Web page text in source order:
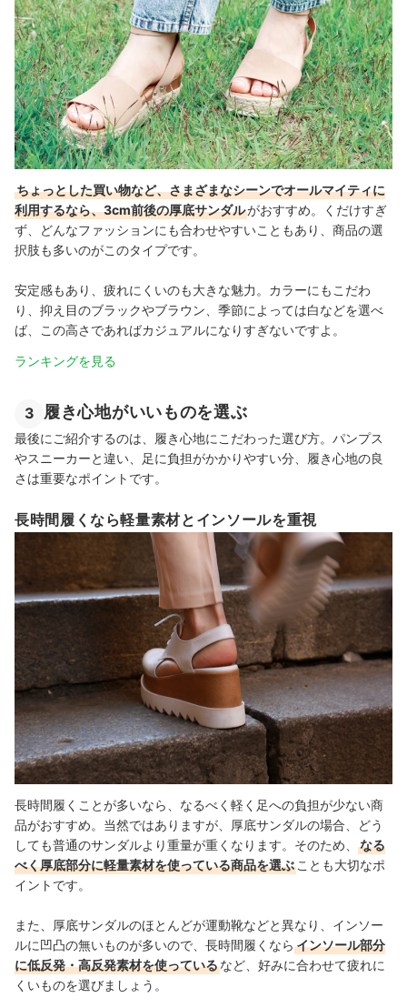
ちょっとした買い物など、さまざまなシーンでオールマイティに
利用するなら、3cm前後の厚底サンダルがおすすめ。くだけすぎ
ず、どんなファッションにも合わせやすいこともあり、商品の選
択肢も多いのがこのタイプです。
安定感もあり、疲れにくいのも大きな魅力。カラーにもこだわ
り、抑え目のブラックやブラウン、季節によっては白などを選べ
ば、この高さであればカジュアルになりすぎないですよ。
ランキングを見る
3 履き心地がいいものを選ぶ
最後にご紹介するのは、履き心地にこだわった選び方。パンプス
やスニーカーと違い、足に負担がかかりやすい分、履き心地の良
さは重要なポイントです。
長時間履くなら軽量素材とインソールを重視
長時間履くことが多いなら、なるべく軽く足への負担が少ない商
品がおすすめ。当然ではありますが、厚底サンダルの場合、どう
しても普通のサンダルより重量が重くなります。そのため、
なる
べく厚底部分に軽量素材を使っている商品を選ぶ ことも大切なポ
イントです。
また、厚底サンダルのほとんどが運動靴などと異なり、インソー
ルに凹凸の無いものが多いので、長時間履くなら インソール部分
に低反発・高反発素材を使っているなど、好みに合わせて疲れに
くいものを選びましょう。